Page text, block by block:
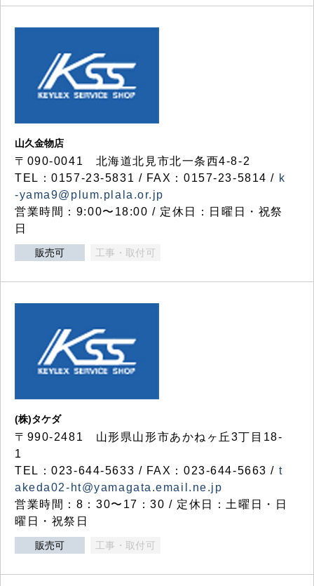
山久金物店
〒090-0041 北海道北見市北一条西4-8-2
TEL：0157-23-5831 / FAX：0157-23-5814 / k
-yama9@plum.plala.or.jp
営業時間：9:00〜18:00 / 定休日：日曜日・祝祭
日
販売可 工事・取付可
(株)タケダ
〒990-2481 山形県山形市あかねヶ丘3丁目18-
1
TEL：023-644-5633 / FAX：023-644-5663 / t
akeda02-ht@yamagata.email.ne.jp
営業時間：8：30〜17：30 / 定休日：土曜日・日
曜日・祝祭日
販売可 工事・取付可